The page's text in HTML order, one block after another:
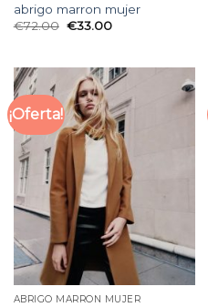
abrigo marron mujer
€72.00 €33.00
¡Oferta!
ABRIGO MARRON MUJER